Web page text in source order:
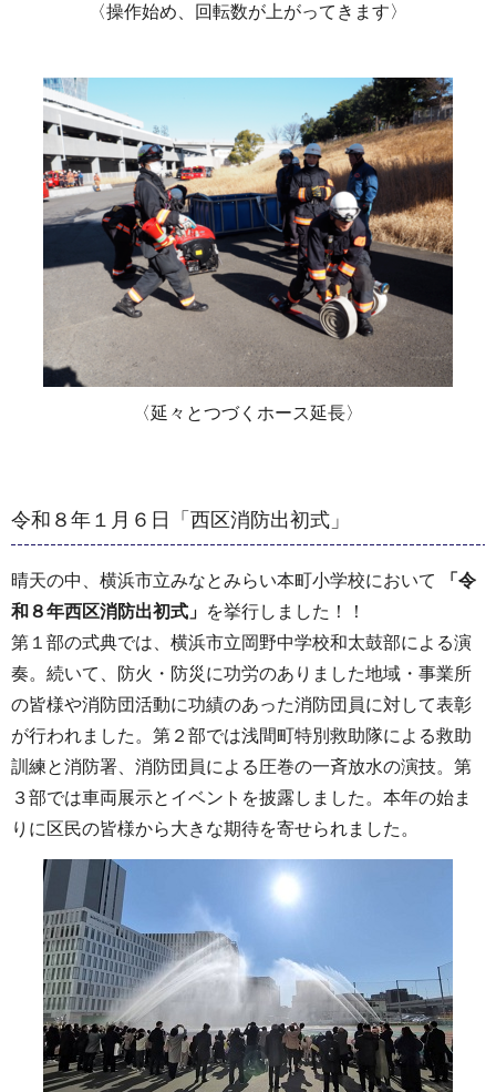
〈操作始め、回転数が上がってきます〉
〈延々とつづくホース延長〉
令和８年１月６日「西区消防出初式」
晴天の中、横浜市立みなとみらい本町小学校において
「令
和８年西区消防出初式」 を挙行しました！！
第１部の式典では、横浜市立岡野中学校和太鼓部による演
奏。続いて、防火・防災に功労のありました地域・事業所
の皆様や消防団活動に功績のあった消防団員に対して表彰
が行われました。第２部では浅間町特別救助隊による救助
訓練と消防署、消防団員による圧巻の一斉放水の演技。第
３部では車両展示とイベントを披露しました。本年の始ま
りに区民の皆様から大きな期待を寄せられました。